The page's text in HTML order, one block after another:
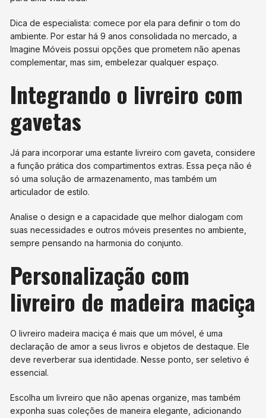
Dica de especialista: comece por ela para definir o tom do
ambiente. Por estar há 9 anos consolidada no mercado, a
Imagine Móveis possui opções que prometem não apenas
complementar, mas sim, embelezar qualquer espaço.
Integrando o livreiro com
gavetas
Já para incorporar uma estante livreiro com gaveta, considere
a função prática dos compartimentos extras. Essa peça não é
só uma solução de armazenamento, mas também um
articulador de estilo.
Analise o design e a capacidade que melhor dialogam com
suas necessidades e outros móveis presentes no ambiente,
sempre pensando na harmonia do conjunto.
Personalização com
livreiro de madeira maciça
O livreiro madeira maciça é mais que um móvel, é uma
declaração de amor a seus livros e objetos de destaque. Ele
deve reverberar sua identidade. Nesse ponto, ser seletivo é
essencial.
Escolha um livreiro que não apenas organize, mas também
exponha suas coleções de maneira elegante, adicionando